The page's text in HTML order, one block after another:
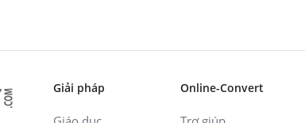
Giải pháp Online-Convert